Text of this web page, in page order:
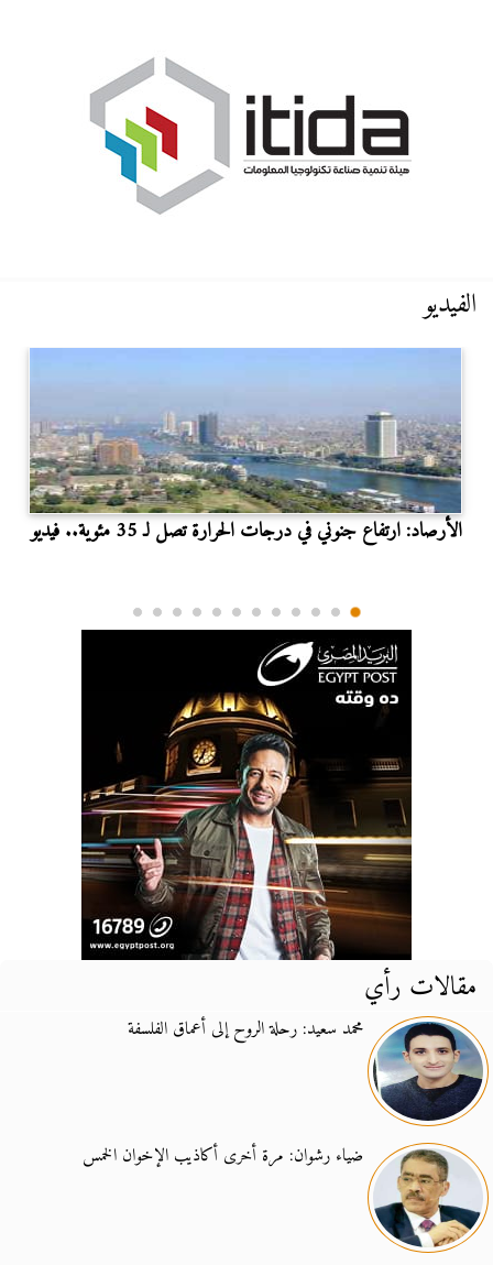
الفيديو
الأرصاد: ارتفاع جنوني في درجات الحرارة تصل لـ 35 مئوية.. فيديو
مقالات رأي
محمد سعيد: رحلة الروح إلى أعماق الفلسفة
ضياء رشوان: مرة أخرى أكاذيب الإخوان الخمس